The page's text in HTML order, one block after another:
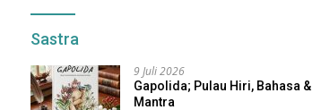
Sastra
9 Juli 2026
Gapolida; Pulau Hiri, Bahasa &
Mantra